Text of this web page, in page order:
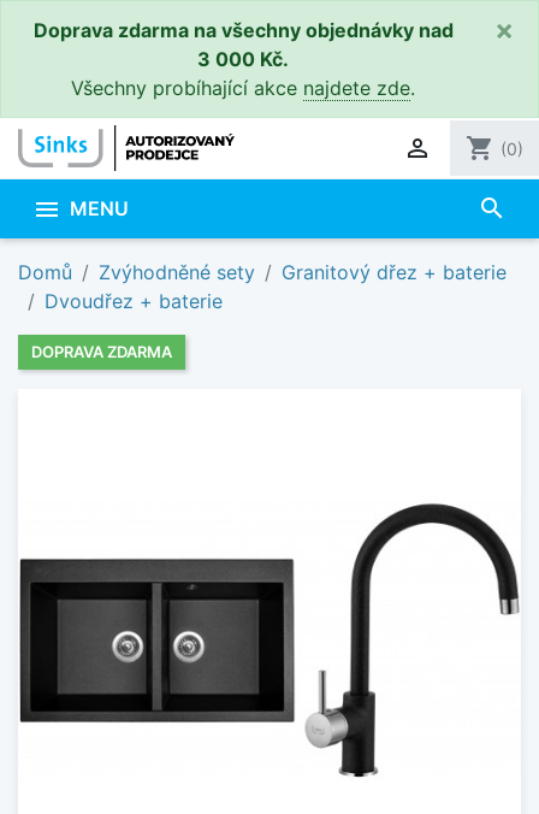
Doprava zdarma na všechny objednávky nad
3 000 Kč.
Všechny probíhající akce najdete zde.
×
 shopping_cart (0)
 MENU search
Domů Zvýhodněné sety
Granitový dřez + baterie
Dvoudřez + baterie
DOPRAVA ZDARMA